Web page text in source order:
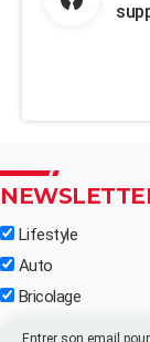
Lifestyle
Auto
Bricolage